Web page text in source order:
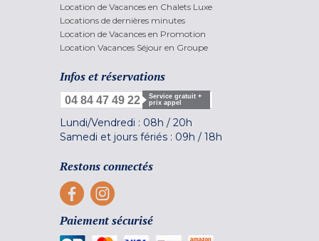
Location de Vacances en Chalets Luxe
Locations de dernières minutes
Location de Vacances en Promotion
Location Vacances Séjour en Groupe
Infos et réservations
04 84 47 49 22
Service gratuit +
prix appel
Lundi/Vendredi : 08h / 20h
Samedi et jours fériés : 09h / 18h
Restons connectés
Paiement sécurisé